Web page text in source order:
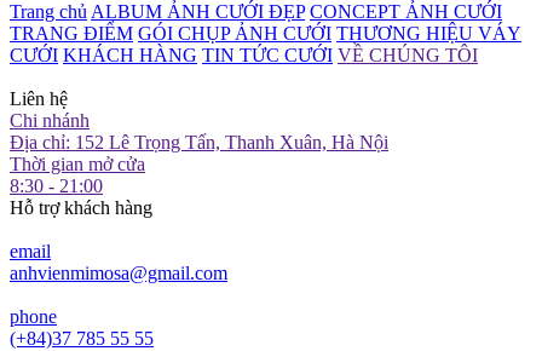
Trang chủ ALBUM ẢNH CƯỚI ĐẸP CONCEPT ẢNH CƯỚI
TRANG ĐIỂM GÓI CHỤP ẢNH CƯỚI THƯƠNG HIỆU VÁY
CƯỚI KHÁCH HÀNG TIN TỨC CƯỚI VỀ CHÚNG TÔI
Liên hệ
Chi nhánh
Địa chỉ: 152 Lê Trọng Tấn, Thanh Xuân, Hà Nội
Thời gian mở cửa
8:30 - 21:00
Hỗ trợ khách hàng
email
anhvienmimosa@gmail.com
phone
(+84)37 785 55 55